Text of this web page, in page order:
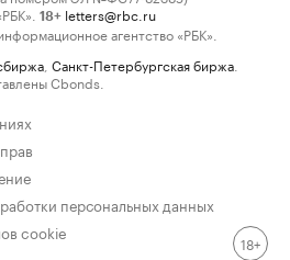
18+ letters@rbc.ru
агентство «РБК».
Санкт-Петербургская биржа
Cbonds.
персональных данных
cookie
18+